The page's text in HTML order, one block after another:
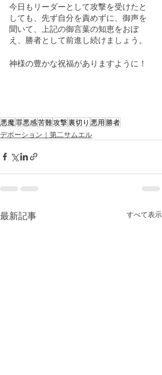
今日もリーダーとして攻撃を受けたと
しても、先ず自分を責めずに、御声を
聞いて、上記の御言葉の知恵をおぼ
え、勝者として前進し続けましょう。
神様の豊かな祝福がありますように！
悪魔罪悪感苦難攻撃裏切り 悪用 勝者
デボーション｜第二サムエル
最新記事 すべて表示